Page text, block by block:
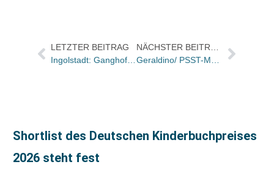
LETZTER BEITRAG
Ingolstadt: Ganghofersche wird Bücherzentrum Schönhuber übernehmen
Shortlist des Deutschen Kinderbuchpreises
2026 steht fest